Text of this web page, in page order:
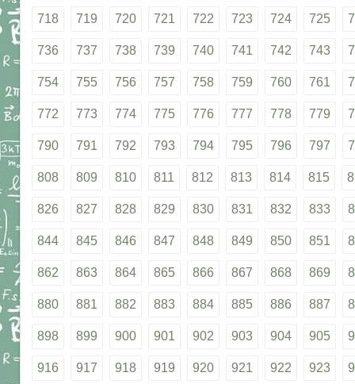
718 719 720 721 722 723 724 725
736 737 738 739 740 741 742 743
754 755 756 757 758 759 760 761
772 773 774 775 776 777 778 779
790 791 792 793 794 795 796 797
808 809 810 811 812 813 814 815
826 827 828 829 830 831 832 833
844 845 846 847 848 849 850 851
862 863 864 865 866 867 868 869
880 881 882 883 884 885 886 887
898 899 900 901 902 903 904 905
916 917 918 919 920 921 922 923